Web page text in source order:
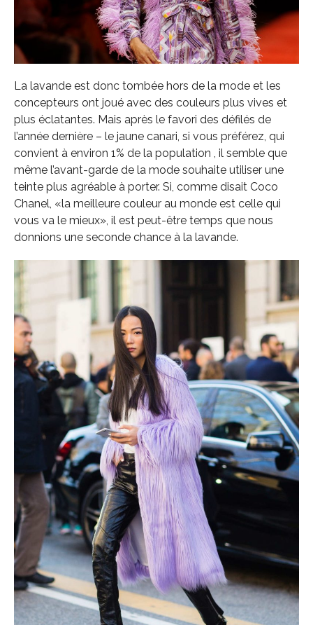
La lavande est donc tombée hors de la mode et les
concepteurs ont joué avec des couleurs plus vives et
plus éclatantes. Mais après le favori des défilés de
l’année dernière – le jaune canari, si vous préférez, qui
convient à environ 1% de la population , il semble que
même l’avant-garde de la mode souhaite utiliser une
teinte plus agréable à porter. Si, comme disait Coco
Chanel, «la meilleure couleur au monde est celle qui
vous va le mieux», il est peut-être temps que nous
donnions une seconde chance à la lavande.